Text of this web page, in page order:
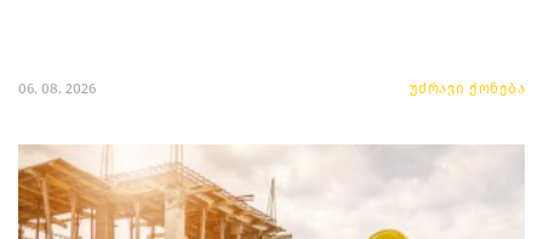
06. 08. 2026 უძრავი ქონება